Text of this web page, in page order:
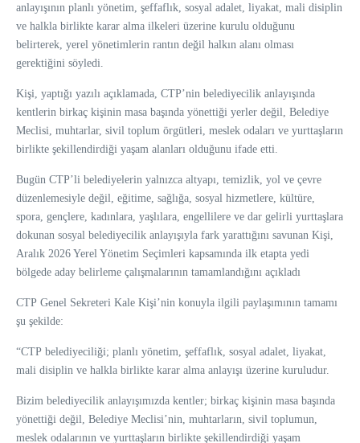
anlayışının planlı yönetim, şeffaflık, sosyal adalet, liyakat, mali disiplin
ve halkla birlikte karar alma ilkeleri üzerine kurulu olduğunu
belirterek, yerel yönetimlerin rantın değil halkın alanı olması
gerektiğini söyledi.
Kişi, yaptığı yazılı açıklamada, CTP’nin belediyecilik anlayışında
kentlerin birkaç kişinin masa başında yönettiği yerler değil, Belediye
Meclisi, muhtarlar, sivil toplum örgütleri, meslek odaları ve yurttaşların
birlikte şekillendirdiği yaşam alanları olduğunu ifade etti.
Bugün CTP’li belediyelerin yalnızca altyapı, temizlik, yol ve çevre
düzenlemesiyle değil, eğitime, sağlığa, sosyal hizmetlere, kültüre,
spora, gençlere, kadınlara, yaşlılara, engellilere ve dar gelirli yurttaşlara
dokunan sosyal belediyecilik anlayışıyla fark yarattığını savunan Kişi,
Aralık 2026 Yerel Yönetim Seçimleri kapsamında ilk etapta yedi
bölgede aday belirleme çalışmalarının tamamlandığını açıkladı
CTP Genel Sekreteri Kale Kişi’nin konuyla ilgili paylaşımının tamamı
şu şekilde:
“CTP belediyeciliği; planlı yönetim, şeffaflık, sosyal adalet, liyakat,
mali disiplin ve halkla birlikte karar alma anlayışı üzerine kuruludur.
Bizim belediyecilik anlayışımızda kentler; birkaç kişinin masa başında
yönettiği değil, Belediye Meclisi’nin, muhtarların, sivil toplumun,
meslek odalarının ve yurttaşların birlikte şekillendirdiği yaşam